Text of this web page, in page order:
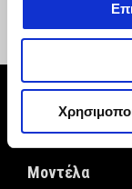
€ 99
Υποσέλιδο
Μοντέλα